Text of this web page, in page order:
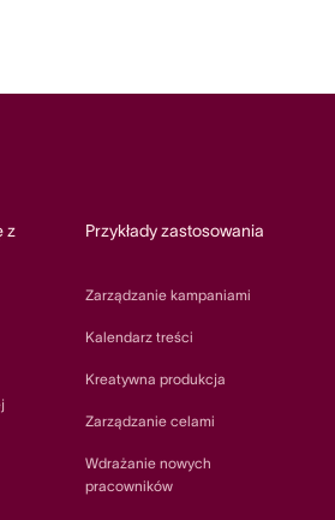
z
Przykłady zastosowania
Zarządzanie kampaniami
Kalendarz treści
Kreatywna produkcja
Zarządzanie celami
Wdrażanie nowych
pracowników